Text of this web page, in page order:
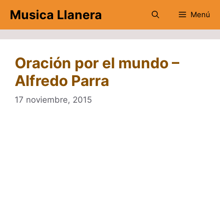
contenido
Musica Llanera Menú
Oración por el mundo –
Alfredo Parra
17 noviembre, 2015